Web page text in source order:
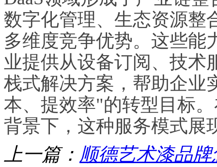
数字化管理、生态资源整
多维度竞争优势。这些能
业提供从设备订阅、技术
栈式解决方案，帮助企业
本、提效率"的转型目标
背景下，这种服务模式展
上一篇： 顺德艺术漆品